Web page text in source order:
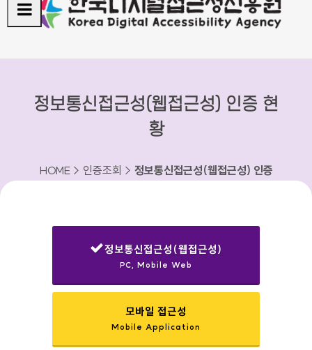
정보통신접근성(웹접근성) 인증 현
황
HOME > 인증조회 > 정보통신접근성(웹접근성) 인증
정보통신접근성(웹접근성)
PC, Mobile Web
모바일 접근성
Mobile Application